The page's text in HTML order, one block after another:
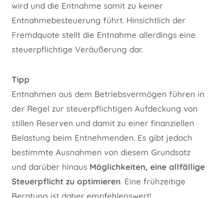
wird und die Entnahme somit zu keiner
Entnahmebesteuerung führt. Hinsichtlich der
Fremdquote stellt die Entnahme allerdings eine
steuerpflichtige Veräußerung dar.
Tipp
Entnahmen aus dem Betriebsvermögen führen in
der Regel zur steuerpflichtigen Aufdeckung von
stillen Reserven und damit zu einer finanziellen
Belastung beim Entnehmenden. Es gibt jedoch
bestimmte Ausnahmen von diesem Grundsatz
und darüber hinaus Möglichkeiten, eine allfällige
Steuerpflicht zu optimieren. Eine frühzeitige
Beratung ist daher empfehlenswert!